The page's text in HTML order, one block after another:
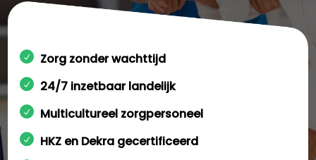
Zorg zonder wachttijd
24/7 inzetbaar landelijk
Multicultureel zorgpersoneel
HKZ en Dekra gecertificeerd